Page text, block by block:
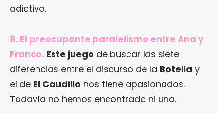
adictivo.
8. El preocupante paralelismo entre Ana y
Franco. Este juego de buscar las siete
diferencias entre el discurso de la Botella y
el de El Caudillo nos tiene apasionados.
Todavía no hemos encontrado ni una.